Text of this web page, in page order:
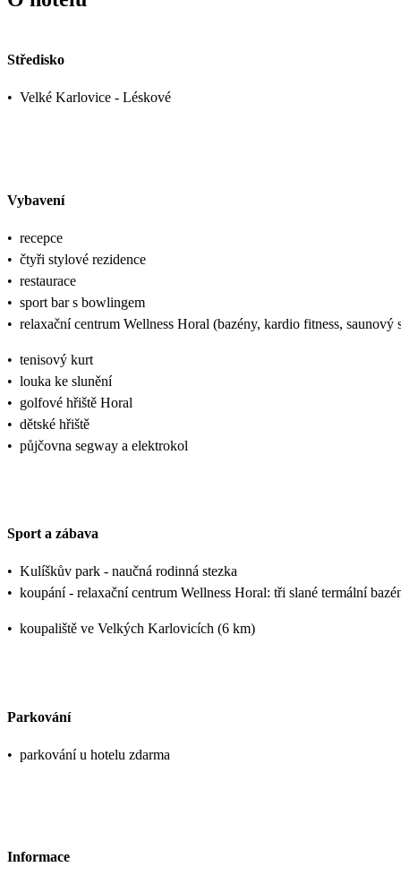
Středisko
• Velké Karlovice - Léskové
Vybavení
• recepce
• čtyři stylové rezidence
• restaurace
• sport bar s bowlingem
• relaxační centrum Wellness Horal (bazény, kardio fitness,
• tenisový kurt
• louka ke slunění
• golfové hřiště Horal
• dětské hřiště
• půjčovna segway a elektrokol
Sport a zábava
• Kulíškův park - naučná rodinná stezka
• koupání - relaxační centrum Wellness Horal: tři slané termální
• koupaliště ve Velkých Karlovicích (6 km)
Parkování
• parkování u hotelu zdarma
Informace